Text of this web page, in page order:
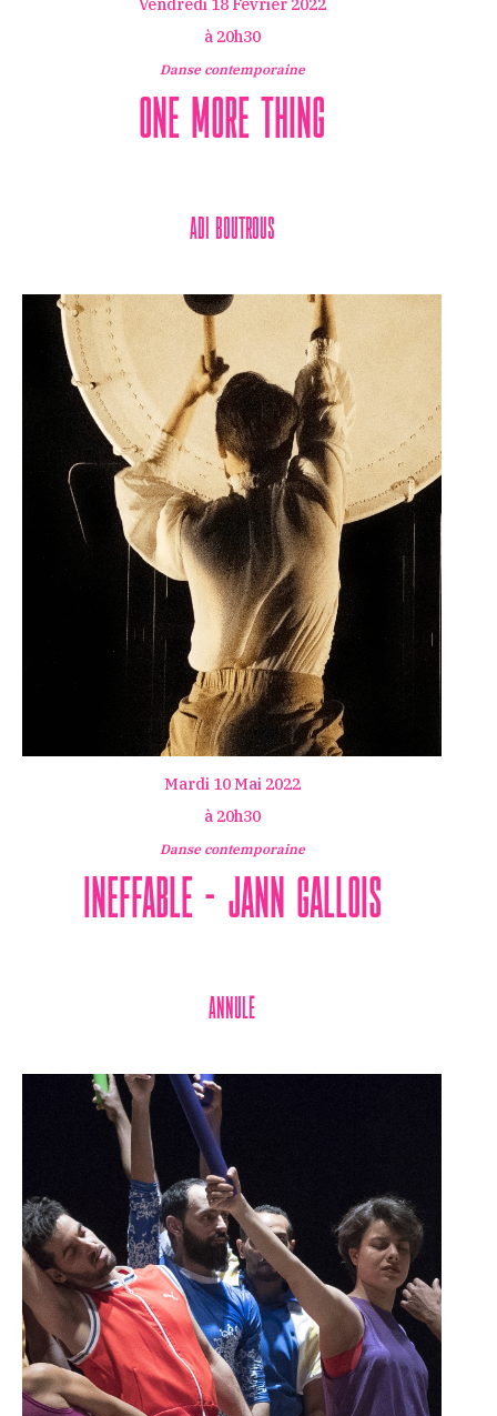
Vendredi 18 Février 2022
à 20h30
Danse contemporaine
One more thing
Adi Boutrous
Mardi 10 Mai 2022
à 20h30
Danse contemporaine
Ineffable – Jann Gallois
ANNULÉ